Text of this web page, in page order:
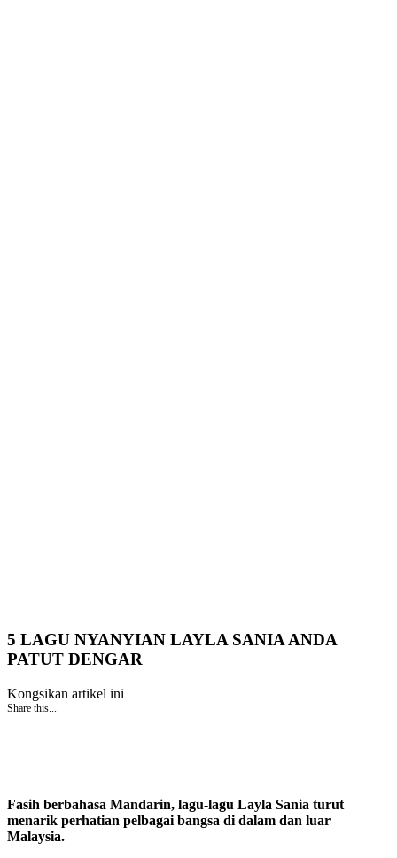
5 LAGU NYANYIAN LAYLA SANIA ANDA
PATUT DENGAR
Kongsikan artikel ini
Share this...
Fasih berbahasa Mandarin, lagu-lagu Layla Sania turut
menarik perhatian pelbagai bangsa di dalam dan luar
Malaysia.